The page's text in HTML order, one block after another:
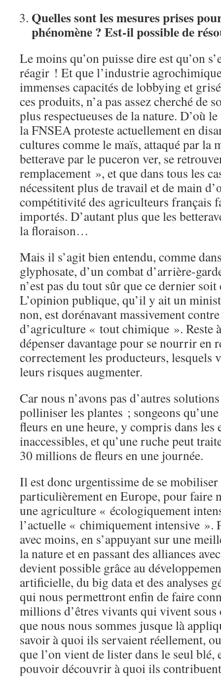
Quelles sont les mesures prises
phénomène ? Est-il possible de
Le moins qu’on puisse dire est qu’on
réagir ! Et que l’industrie
immenses capacités de lobbying et
ces produits, n’a pas assez cherché de
plus respectueuses de la nature. D’où
la FNSEA proteste actuellement en
cultures comme le maïs, attaqué par la
betterave par le puceron ver, se
remplacement », et que dans tous les
nécessitent plus de travail et de main
compétitivité des agriculteurs français
importés. D’autant plus que les
la floraison…
Mais il s’agit bien entendu, comme
glyphosate, d’un combat d’arrière-
n’est pas du tout sûr que ce dernier
L’opinion publique, qu’il y ait un
non, est dorénavant massivement
d’agriculture « tout chimique ». Reste
dépenser davantage pour se nourrir en
correctement les producteurs, lesquels
leurs risques augmenter.
Car nous n’avons pas d’autres
polliniser les plantes ; songeons
fleurs en une heure, y compris dans les
inaccessibles, et qu’une ruche peut
30 millions de fleurs en une journée.
Il est donc urgentissime de se
particulièrement en Europe, pour faire
une agriculture « écologiquement
l’actuelle « chimiquement intensive ».
avec moins, en s’appuyant sur une
la nature et en passant des alliances
devient possible grâce au
artificielle, du big data et des analyses
qui nous permettront enfin de faire
millions d’êtres vivants qui vivent sous
que nous nous sommes jusque là
savoir à quoi ils servaient réellement,
que l’on vient de lister dans le seul blé,
pouvoir découvrir à quoi ils